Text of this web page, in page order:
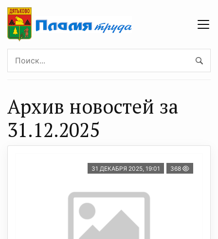
Архив новостей за
31.12.2025
31 ДЕКАБРЯ 2025, 19:01 368